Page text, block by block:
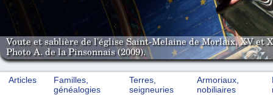
Voute et sablière de l'église Saint-Melaine de Morlaix, XV et
Photo A. de la Pinsonnais (2009).
Articles
Familles,
généalogies
Terres,
seigneuries
Armoriaux,
nobiliaires